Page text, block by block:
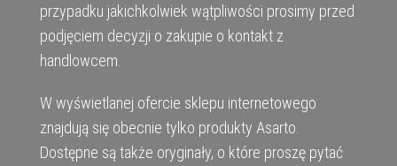
przypadku jakichkolwiek wątpliwości prosimy przed
podjęciem decyzji o zakupie o kontakt z
handlowcem.
W wyświetlanej ofercie sklepu internetowego
znajdują się obecnie tylko produkty Asarto.
Dostępne są także oryginały, o które proszę pytać